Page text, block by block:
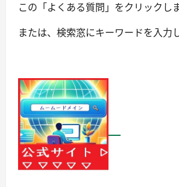
この「よくある質問」をクリックしま
または、検索窓にキーワードを入力